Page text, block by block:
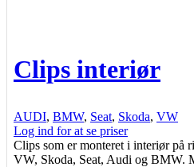
Clips interiør
AUDI, BMW, Seat, Skoda, VW
Log ind for at se priser
Clips som er monteret i interiør på
VW, Skoda, Seat, Audi og BMW.